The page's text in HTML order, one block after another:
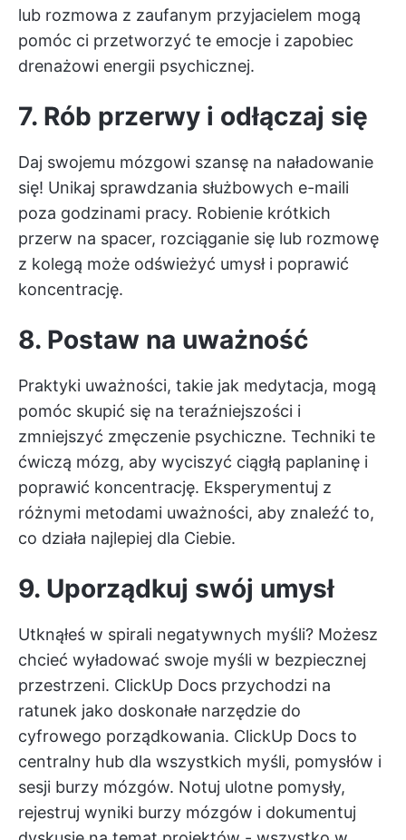
lub rozmowa z zaufanym przyjacielem mogą
pomóc ci przetworzyć te emocje i zapobiec
drenażowi energii psychicznej.
7. Rób przerwy i odłączaj się
Daj swojemu mózgowi szansę na naładowanie
się! Unikaj sprawdzania służbowych e-maili
poza godzinami pracy. Robienie krótkich
przerw na spacer, rozciąganie się lub rozmowę
z kolegą może odświeżyć umysł i poprawić
koncentrację.
8. Postaw na uważność
Praktyki uważności, takie jak medytacja, mogą
pomóc skupić się na teraźniejszości i
zmniejszyć zmęczenie psychiczne. Techniki te
ćwiczą mózg, aby wyciszyć ciągłą paplaninę i
poprawić koncentrację. Eksperymentuj z
różnymi metodami uważności, aby znaleźć to,
co działa najlepiej dla Ciebie.
9. Uporządkuj swój umysł
Utknąłeś w spirali negatywnych myśli? Możesz
chcieć wyładować swoje myśli w bezpiecznej
przestrzeni. ClickUp Docs przychodzi na
ratunek jako doskonałe narzędzie do
cyfrowego porządkowania. ClickUp Docs to
centralny hub dla wszystkich myśli, pomysłów i
sesji burzy mózgów. Notuj ulotne pomysły,
rejestruj wyniki burzy mózgów i dokumentuj